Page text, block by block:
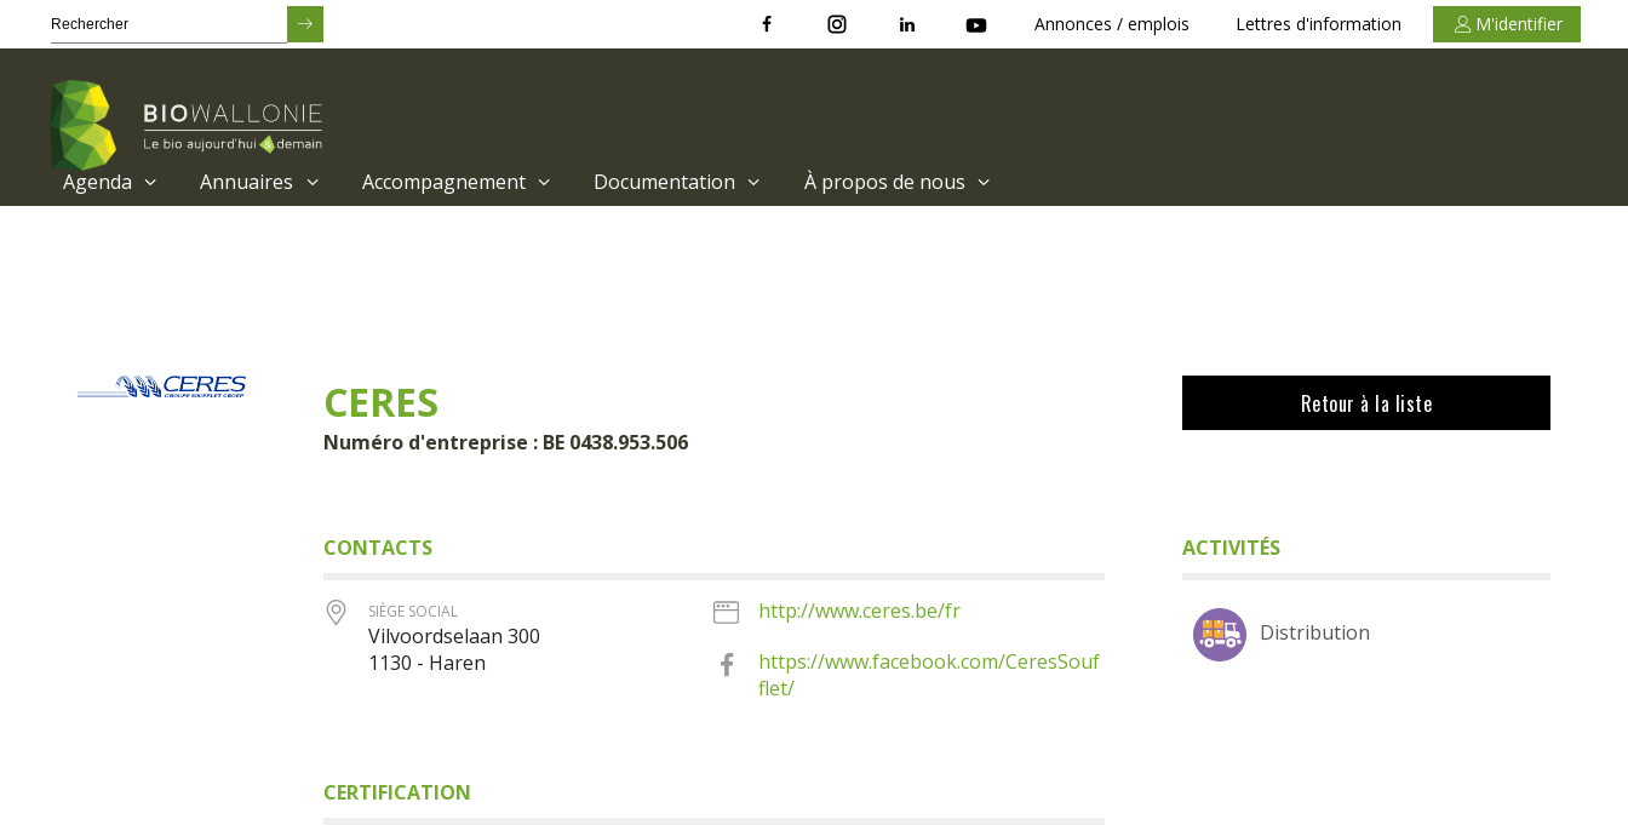
Annonces / emplois Lettres d'information M'identifier
Agenda Annuaires Accompagnement Documentation À propos de nous
CERES
Numéro d'entreprise : BE 0438.953.506
CONTACTS
SIÈGE SOCIAL
Vilvoordselaan 300
1130 - Haren
http://www.ceres.be/fr
https://www.facebook.com/CeresSouf
flet/
CERTIFICATION
Retour à la liste
ACTIVITÉS
Distribution